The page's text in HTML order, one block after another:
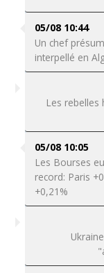
05/08 10:44
Un chef
interpellé en
Les rebelles
05/08 10:05
Les Bourses
record: Paris
+0,21%